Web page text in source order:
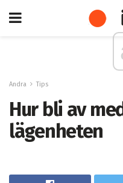
Andra Tips
Hur bli av
lägenheten